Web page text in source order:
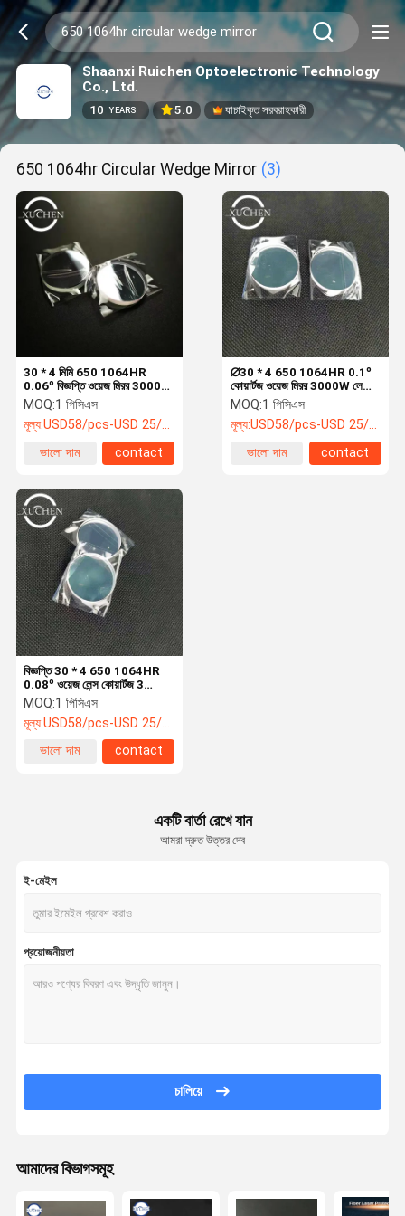
Shaanxi Ruichen Optoelectronic Technology
Co., Ltd.
10 YEARS 5.0 যাচাইকৃত সরবরাহকারী
650 1064hr Circular Wedge Mirror (3)
30 * 4 মিমি 650 1064HR
0.06º বিজ্ঞপ্তি ওয়েজ মিরর 3000W
লেজার হ্যান্ড ওয়েল্ডিং মেশিন
MOQ:1 পিসিএস
মূল্য:USD58/pcs-USD 25/pcs
ভালো দাম
contact
∅30 * 4 650 1064HR 0.1º
কোয়ার্টজ ওয়েজ মিরর 3000W লেজার
হ্যান্ড ওয়েল্ডিং মেশিন
MOQ:1 পিসিএস
মূল্য:USD58/pcs-USD 25/pcs
ভালো দাম
contact
বিজ্ঞপ্তি 30 * 4 650 1064HR
0.08º ওয়েজ লেন্স কোয়ার্টজ 3
কেডব্লিউ লেজার হ্যান্ড ওয়েল্ডিং মেশিন
MOQ:1 পিসিএস
মূল্য:USD58/pcs-USD 25/pcs
ভালো দাম
contact
একটি বার্তা রেখে যান
আমরা দ্রুত উত্তর দেব
ই-মেইল
প্রয়োজনীয়তা
চালিয়ে
আমাদের বিভাগসমূহ